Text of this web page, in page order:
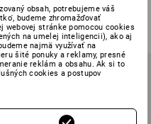
13 farieb
od 61,38 €
(v. DPH) od 10 Pár
obsah, potrebujeme váš
budeme zhromažďovať
webovej stránke pomocou cookies
na umelej inteligencii), ako aj
najmä využívať na
šité ponuky a reklamy, presné
reklám a obsahu. Ak si to
cookies a postupov